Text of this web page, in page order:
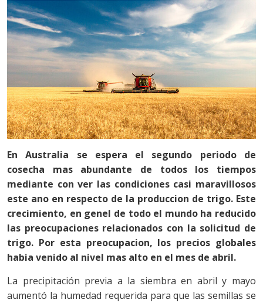
En Australia se espera el segundo periodo de
cosecha mas abundante de todos los tiempos
mediante con ver las condiciones casi maravillosos
este ano en respecto de la produccion de trigo. Este
crecimiento, en genel de todo el mundo ha reducido
las preocupaciones relacionados con la solicitud de
trigo. Por esta preocupacion, los precios globales
habia venido al nivel mas alto en el mes de abril.
La precipitación previa a la siembra en abril y mayo
aumentó la humedad requerida para que las semillas se